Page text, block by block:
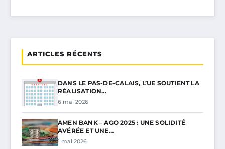
ARTICLES RÉCENTS
DANS LE PAS-DE-CALAIS, L’UE SOUTIENT LA
RÉALISATION…
6 mai 2026
AMEN BANK – AGO 2025 : UNE SOLIDITÉ
AVÉRÉE ET UNE…
1 mai 2026